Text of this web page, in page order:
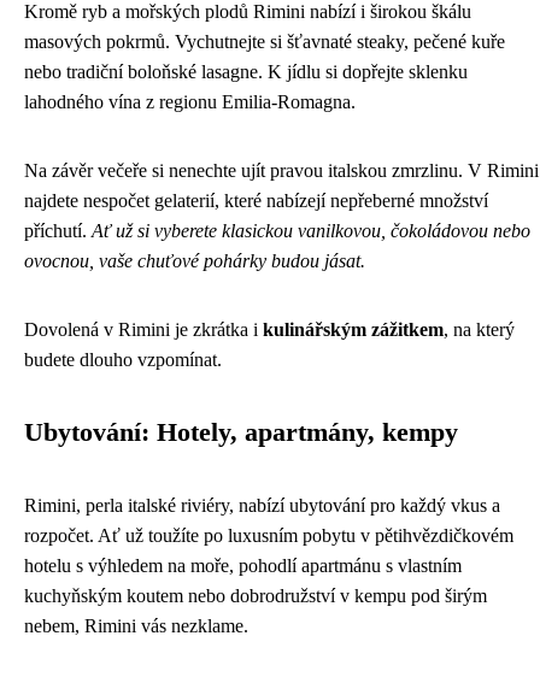
Kromě ryb a mořských plodů Rimini nabízí i širokou škálu
masových pokrmů. Vychutnejte si šťavnaté steaky, pečené kuře
nebo tradiční boloňské lasagne. K jídlu si dopřejte sklenku
lahodného vína z regionu Emilia-Romagna.
Na závěr večeře si nenechte ujít pravou italskou zmrzlinu. V Rimini
najdete nespočet gelaterií, které nabízejí nepřeberné množství
příchutí. Ať už si vyberete klasickou vanilkovou, čokoládovou nebo
ovocnou, vaše chuťové pohárky budou jásat.
Dovolená v Rimini je zkrátka i kulinářským zážitkem, na který
budete dlouho vzpomínat.
Ubytování: Hotely, apartmány, kempy
Rimini, perla italské riviéry, nabízí ubytování pro každý vkus a
rozpočet. Ať už toužíte po luxusním pobytu v pětihvězdičkovém
hotelu s výhledem na moře, pohodlí apartmánu s vlastním
kuchyňským koutem nebo dobrodružství v kempu pod širým
nebem, Rimini vás nezklame.